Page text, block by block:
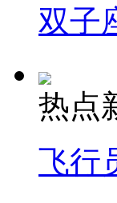
双子
热点
飞行